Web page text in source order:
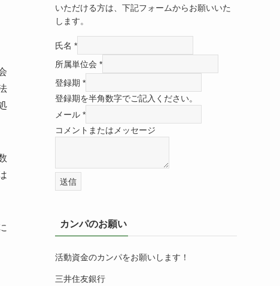
いただける方は、下記フォームからお願いいた
します。
氏名 *
所属単位会 *
登録期 *
登録期を半角数字でご記入ください。
メール *
コメントまたはメッセージ
送信
カンパのお願い
活動資金のカンパをお願いします！
三井住友銀行